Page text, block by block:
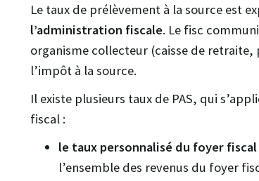
Le taux de prélèvement à la source est
l’administration fiscale. Le fisc
organisme collecteur (caisse de
l’impôt à la source.
Il existe plusieurs taux de PAS, qui
fiscal :
le taux personnalisé du foyer fiscal
l’ensemble des revenus du foyer